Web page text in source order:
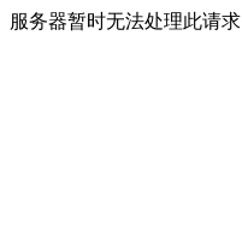
服务器暂时无法处理此请求